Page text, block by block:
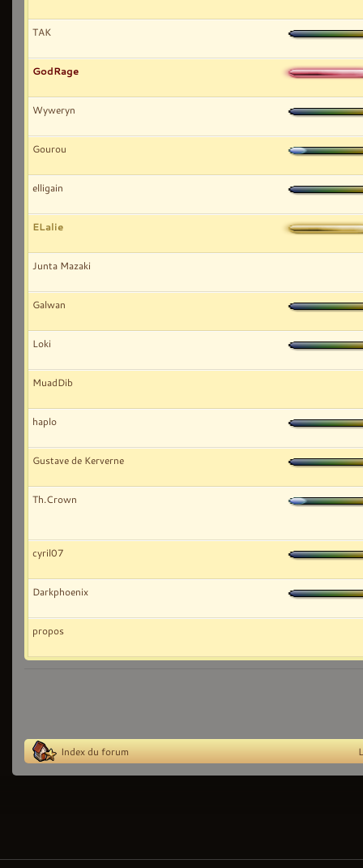
TAK
GodRage
Wyweryn
Gourou
elligain
ELalie
Junta Mazaki
Galwan
Loki
MuadDib
haplo
Gustave de Kerverne
Th.Crown
cyril07
Darkphoenix
propos
Index du forum